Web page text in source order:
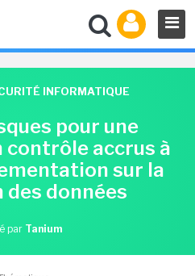
INFORMATIQUE
pour une
contrôle accrus à
sur la
données
par Tanium